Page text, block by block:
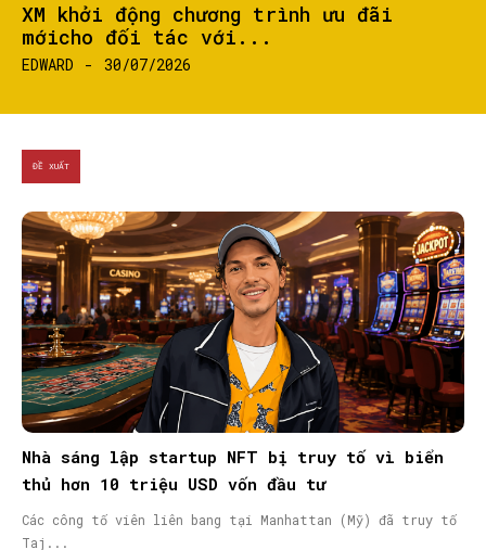
XM khởi động chương trình ưu đãi
mớicho đối tác với...
EDWARD - 30/07/2026
ĐỀ XUẤT
Nhà sáng lập startup NFT bị truy tố vì biển
thủ hơn 10 triệu USD vốn đầu tư
Các công tố viên liên bang tại Manhattan (Mỹ) đã truy tố
Taj...